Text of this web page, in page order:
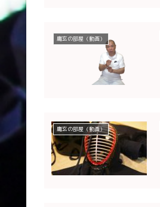
庸玄の部屋（動画）
庸玄の部屋（動画）